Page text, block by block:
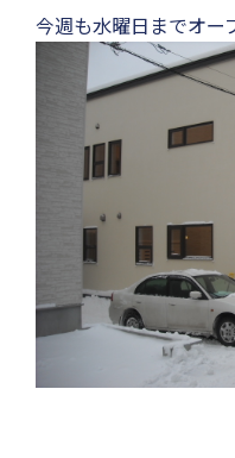
今週も水曜日までオー